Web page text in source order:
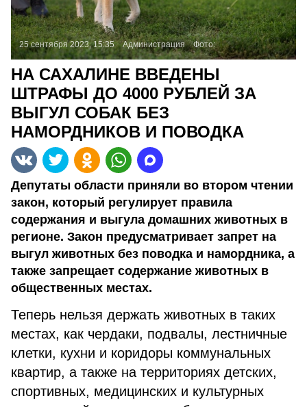
25 сентября 2023, 15:35 Администрация Фото:
НА САХАЛИНЕ ВВЕДЕНЫ
ШТРАФЫ ДО 4000 РУБЛЕЙ ЗА
ВЫГУЛ СОБАК БЕЗ
НАМОРДНИКОВ И ПОВОДКА
Депутаты области приняли во втором чтении
закон, который регулирует правила
содержания и выгула домашних животных в
регионе. Закон предусматривает запрет на
выгул животных без поводка и намордника, а
также запрещает содержание животных в
общественных местах.
Теперь нельзя держать животных в таких
местах, как чердаки, подвалы, лестничные
клетки, кухни и коридоры коммунальных
квартир, а также на территориях детских,
спортивных, медицинских и культурных